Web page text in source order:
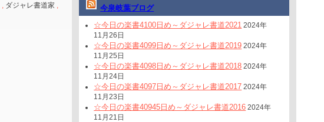
ダジャレ書道家
今泉岐葉ブログ
☆今日の楽書4100日め～ダジャレ書道2021 2024年
11月26日
☆今日の楽書4099日め～ダジャレ書道2019 2024年
11月25日
☆今日の楽書4098日め～ダジャレ書道2018 2024年
11月24日
☆今日の楽書4097日め～ダジャレ書道2017 2024年
11月23日
☆今日の楽書40945日め～ダジャレ書道2016 2024年
11月21日